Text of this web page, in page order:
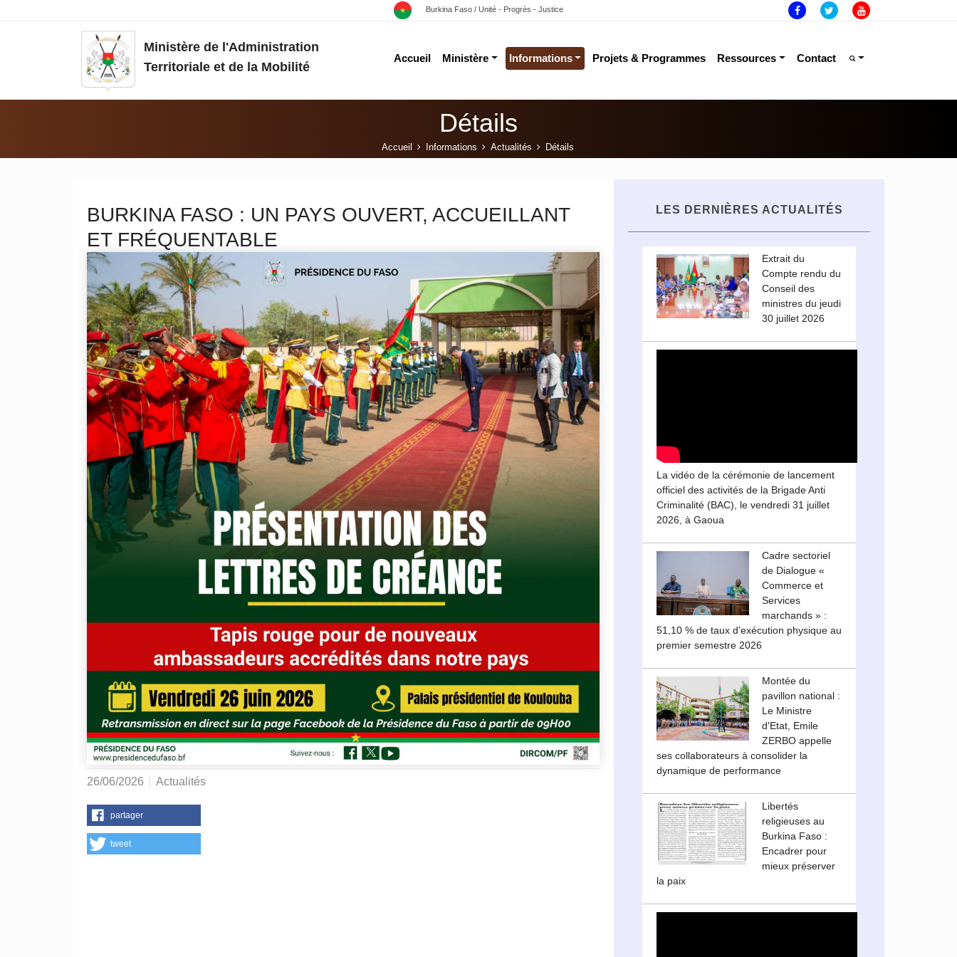
Burkina Faso / Unité - Progrès - Justice
Ministère de l'Administration
Territoriale et de la Mobilité
Accueil Ministère Informations Projets & Programmes Ressources Contact
Détails
Accueil Informations Actualités Détails
BURKINA FASO : UN PAYS OUVERT, ACCUEILLANT
ET FRÉQUENTABLE
26/06/2026 Actualités
partager
tweet
LES DERNIÈRES ACTUALITÉS
Extrait du
Compte rendu du
Conseil des
ministres du jeudi
30 juillet 2026
La vidéo de la cérémonie de lancement
officiel des activités de la Brigade Anti
Criminalité (BAC), le vendredi 31 juillet
2026, à Gaoua
Cadre sectoriel
de Dialogue «
Commerce et
Services
marchands » :
51,10 % de taux d’exécution physique au
premier semestre 2026
Montée du
pavillon national :
Le Ministre
d'Etat, Emile
ZERBO appelle
ses collaborateurs à consolider la
dynamique de performance
Libertés
religieuses au
Burkina Faso :
Encadrer pour
mieux préserver
la paix